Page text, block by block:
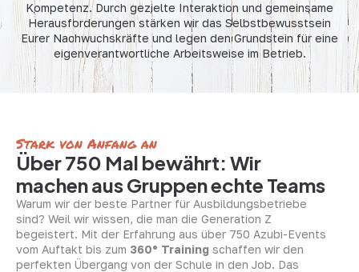
Kompetenz. Durch gezielte Interaktion und gemeinsame
Herausforderungen stärken wir das Selbstbewusstsein
Eurer Nachwuchskräfte und legen den Grundstein für eine
eigenverantwortliche Arbeitsweise im Betrieb.
Stark von Anfang an
Über 750 Mal bewährt: Wir
machen aus Gruppen echte Teams
Warum wir der beste Partner für Ausbildungsbetriebe
sind? Weil wir wissen, die man die Generation Z
begeistert. Mit der Erfahrung aus über 750 Azubi-Events
vom Auftakt bis zum 360° Training schaffen wir den
perfekten Übergang von der Schule in den Job. Das